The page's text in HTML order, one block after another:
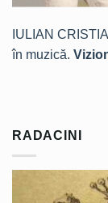
IULIAN
în muzică.
RADACINI